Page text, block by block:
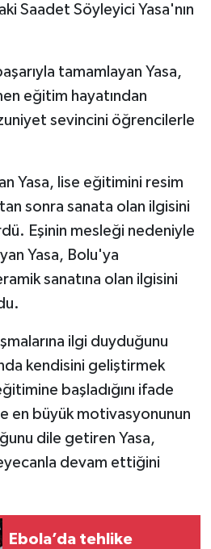
Saadet Söyleyici Yasa'nın
tamamlayan Yasa,
eğitim hayatından
sevincini öğrencilerle
Yasa, lise eğitimini resim
sonra sanata olan ilgisini
Eşinin mesleği nedeniyle
Yasa, Bolu'ya
sanatına olan ilgisini
ilgi duyduğunu
kendisini geliştirmek
başladığını ifade
en büyük motivasyonunun
dile getiren Yasa,
devam ettiğini
Ebola’da tehlike